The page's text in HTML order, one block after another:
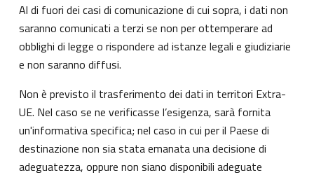
Al di fuori dei casi di comunicazione di cui sopra, i dati non
saranno comunicati a terzi se non per ottemperare ad
obblighi di legge o rispondere ad istanze legali e giudiziarie
e non saranno diffusi.
Non è previsto il trasferimento dei dati in territori Extra-
UE. Nel caso se ne verificasse l’esigenza, sarà fornita
un'informativa specifica; nel caso in cui per il Paese di
destinazione non sia stata emanata una decisione di
adeguatezza, oppure non siano disponibili adeguate